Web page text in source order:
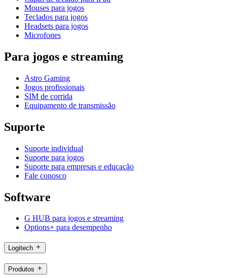
Mouses para jogos
Teclados para jogos
Headsets para jogos
Microfones
Para jogos e streaming
Astro Gaming
Jogos profissionais
SIM de corrida
Equipamento de transmissão
Suporte
Suporte individual
Suporte para jogos
Suporte para empresas e educação
Fale conosco
Software
G HUB para jogos e streaming
Options+ para desempenho
Logitech
Produtos